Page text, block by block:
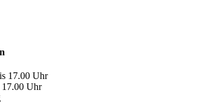
17.00 Uhr
17.00 Uhr